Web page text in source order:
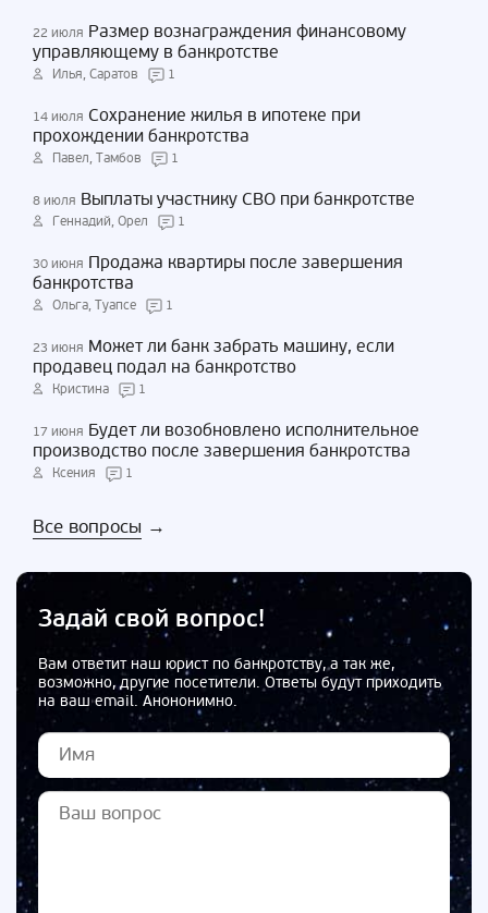
22 июля Размер вознаграждения финансовому
управляющему в банкротстве
Илья, Саратов 1
14 июля Сохранение жилья в ипотеке при
прохождении банкротства
Павел, Тамбов 1
8 июля Выплаты участнику СВО при банкротстве
Геннадий, Орел 1
30 июня Продажа квартиры после завершения
банкротства
Ольга, Туапсе 1
23 июня Может ли банк забрать машину, если
продавец подал на банкротство
Кристина 1
17 июня Будет ли возобновлено исполнительное
производство после завершения банкротства
Ксения 1
Все вопросы →
Задай свой вопрос!
Вам ответит наш юрист по банкротству, а так же,
возможно, другие посетители. Ответы будут приходить
на ваш email. Анононимно.